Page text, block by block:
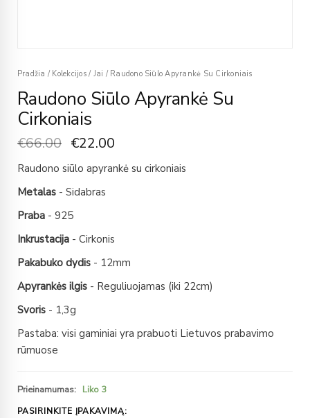
Pradžia / Kolekcijos / Jai /Raudono Siūlo Apyrankė Su Cirkoniais
Raudono Siūlo Apyrankė Su
Cirkoniais
€66.00 €22.00
Raudono siūlo apyrankė su cirkoniais
Metalas - Sidabras
Praba - 925
Inkrustacija - Cirkonis
Pakabuko dydis - 12mm
Apyrankės ilgis - Reguliuojamas (iki 22cm)
Svoris - 1,3g
Pastaba: visi gaminiai yra prabuoti Lietuvos prabavimo
rūmuose
Prieinamumas: Liko 3
PASIRINKITE ĮPAKAVIMĄ: